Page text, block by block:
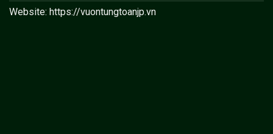
Website: https://vuontungtoanjp.vn